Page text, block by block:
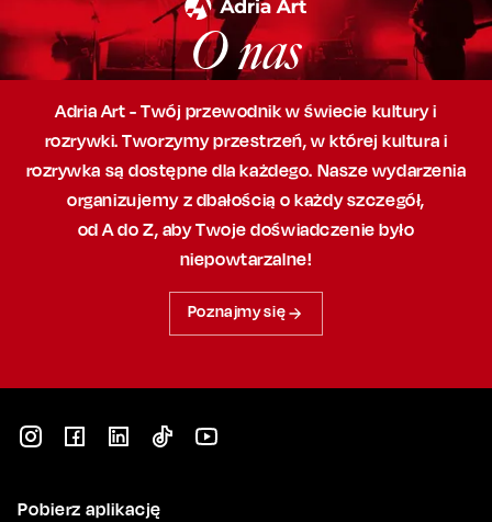
O nas
Adria Art - Twój przewodnik w świecie kultury i
rozrywki. Tworzymy przestrzeń,w której kultura i
rozrywka są dostępne dla każdego. Nasze wydarzenia
organizujemy z dbałością o każdy szczegół,
od A do Z, abyTwoje doświadczenie było
niepowtarzalne!
Poznajmy się
Pobierz aplikację